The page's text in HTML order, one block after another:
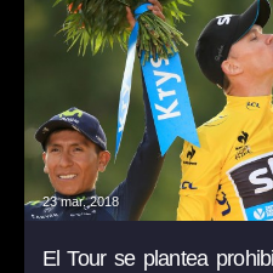
23 mar. 2018
El Tour se plantea